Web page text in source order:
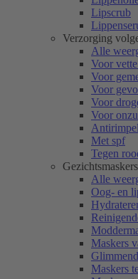
Lipscrub
Verzorging
Alle
Voor
Voor
Voor
Voor
Voor
Met spf
Tegen
Gezichtsmaskers
Alle
Oog- en
Maskers
Maskers